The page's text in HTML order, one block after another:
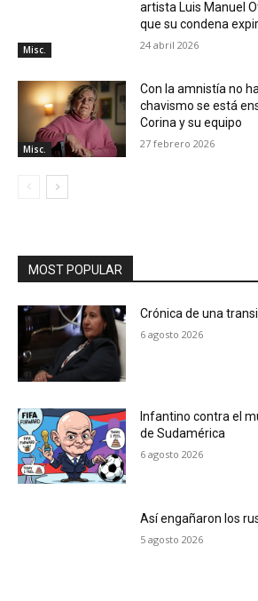
Misc.
artista Luis Manuel
que su condena
24 abril 2026
Misc.
Con la amnistía no
chavismo se está
Corina y su equipo
27 febrero 2026
MOST POPULAR
Crónica de una
6 agosto 2026
Infantino contra el
de Sudamérica
6 agosto 2026
Así engañaron los
5 agosto 2026